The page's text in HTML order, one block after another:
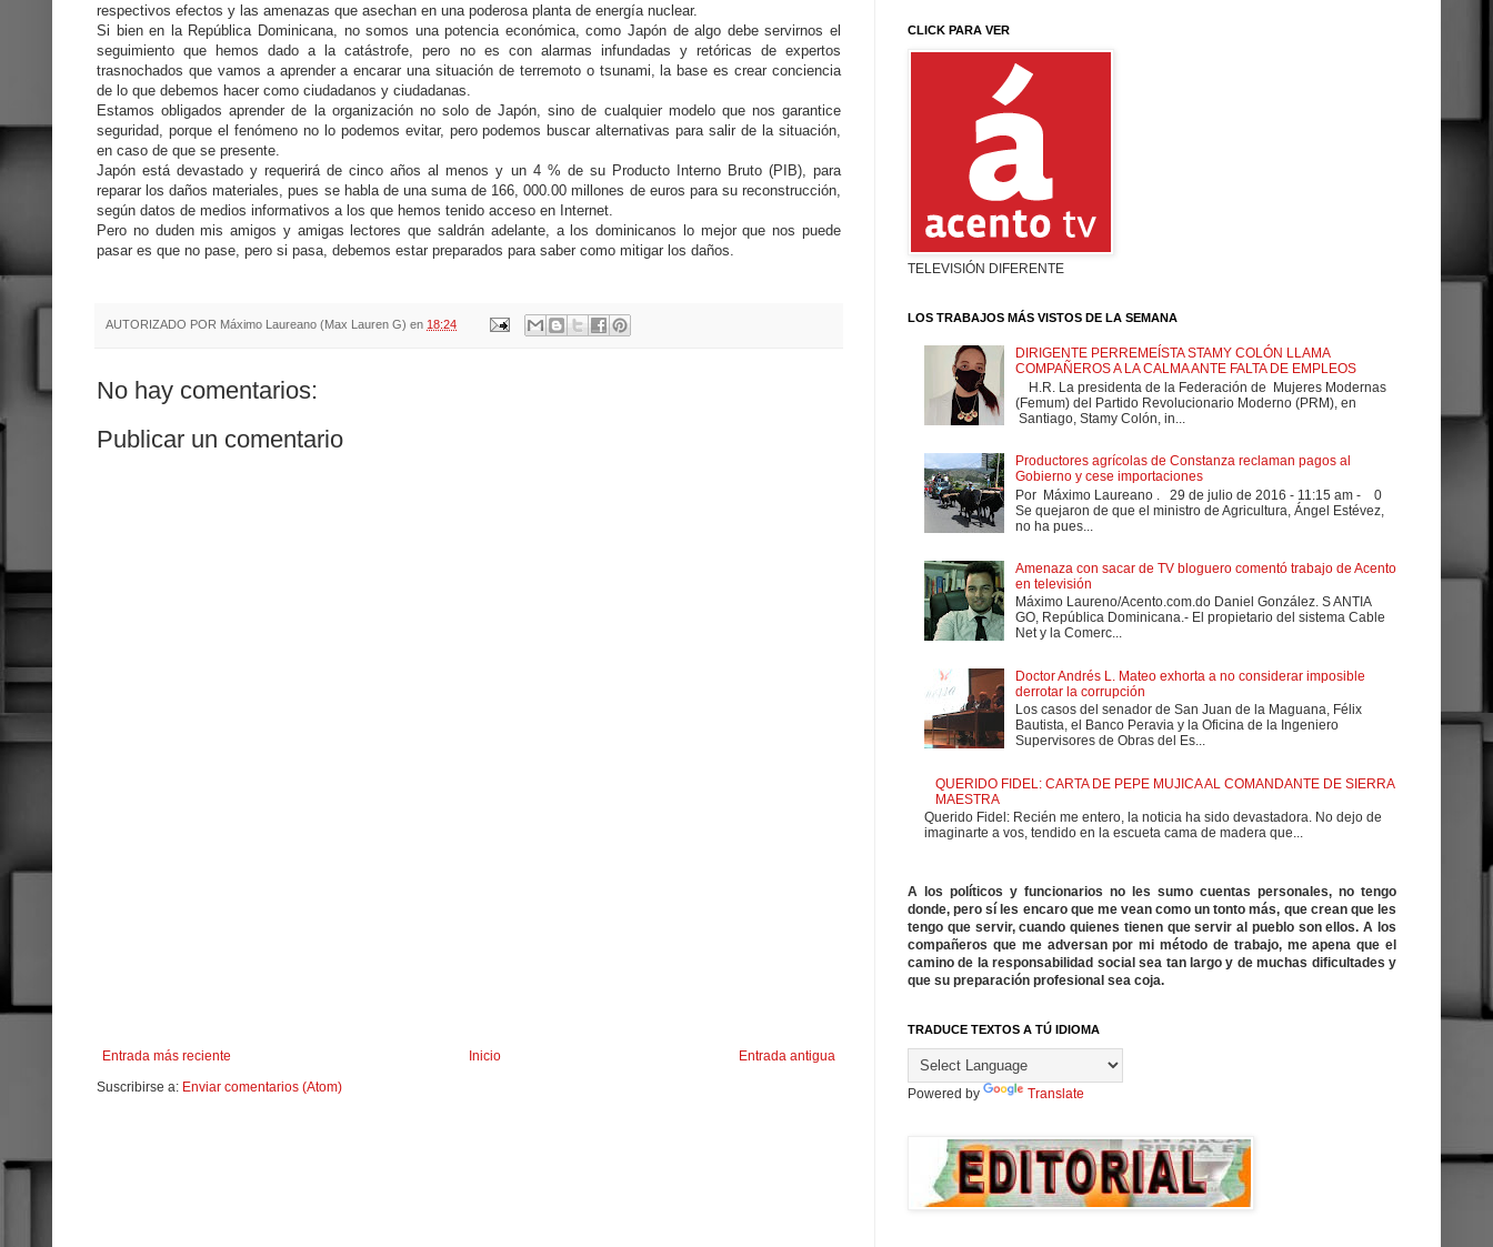
respectivos efectos y las amenazas que asechan en una poderosa planta de energía nuclear.
Si bien en la República Dominicana, no somos una potencia económica, como Japón de algo debe servirnos el
seguimiento que hemos dado a la catástrofe, pero no es con alarmas infundadas y retóricas de expertos
trasnochados que vamos a aprender a encarar una situación de terremoto o tsunami, la base es crear conciencia
de lo que debemos hacer como ciudadanos y ciudadanas.
Estamos obligados aprender de la organización no solo de Japón, sino de cualquier modelo que nos garantice
seguridad, porque el fenómeno no lo podemos evitar, pero podemos buscar alternativas para salir de la situación,
en caso de que se presente.
Japón está devastado y requerirá de cinco años al menos y un 4 % de su Producto Interno Bruto (PIB), para
reparar los daños materiales, pues se habla de una suma de 166, 000.00 millones de euros para su reconstrucción,
según datos de medios informativos a los que hemos tenido acceso en Internet.
Pero no duden mis amigos y amigas lectores que saldrán adelante, a los dominicanos lo mejor que nos puede
pasar es que no pase, pero si pasa, debemos estar preparados para saber como mitigar los daños.
AUTORIZADO POR Máximo Laureano (Max Lauren G) en 18:24
No hay comentarios:
Publicar un comentario
Entrada más reciente Entrada antigua
Inicio
Suscribirse a: Enviar comentarios (Atom)
CLICK PARA VER
TELEVISIÓN DIFERENTE
LOS TRABAJOS MÁS VISTOS DE LA SEMANA
DIRIGENTE PERREMEÍSTA STAMY COLÓN LLAMA
COMPAÑEROS A LA CALMA ANTE FALTA DE EMPLEOS
H.R. La presidenta de la Federación de Mujeres Modernas
(Femum) del Partido Revolucionario Moderno (PRM), en
Santiago, Stamy Colón, in...
Productores agrícolas de Constanza reclaman pagos al
Gobierno y cese importaciones
Por Máximo Laureano . 29 de julio de 2016 - 11:15 am - 0
Se quejaron de que el ministro de Agricultura, Ángel Estévez,
no ha pues...
Amenaza con sacar de TV bloguero comentó trabajo de Acento
en televisión
Máximo Laureno/Acento.com.do Daniel González. S ANTIA
GO, República Dominicana.- El propietario del sistema Cable
Net y la Comerc...
Doctor Andrés L. Mateo exhorta a no considerar imposible
derrotar la corrupción
Los casos del senador de San Juan de la Maguana, Félix
Bautista, el Banco Peravia y la Oficina de la Ingeniero
Supervisores de Obras del Es...
QUERIDO FIDEL: CARTA DE PEPE MUJICA AL COMANDANTE DE SIERRA
MAESTRA
Querido Fidel: Recién me entero, la noticia ha sido devastadora. No dejo de
imaginarte a vos, tendido en la escueta cama de madera que...
A los políticos y funcionarios no les sumo cuentas personales, no tengo
donde, pero sí les encaro que me vean como un tonto más, que crean que les
tengo que servir, cuando quienes tienen que servir al pueblo son ellos. A los
compañeros que me adversan por mi método de trabajo, me apena que el
camino de la responsabilidad social sea tan largo y de muchas dificultades y
que su preparación profesional sea coja.
TRADUCE TEXTOS A TÚ IDIOMA
Powered by Translate